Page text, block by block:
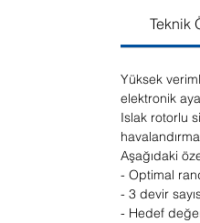
Teknik
Yüksek
elektronik
Islak rotorlu
Aşağıdaki
- Optimal
- 3 devir
- Hedef